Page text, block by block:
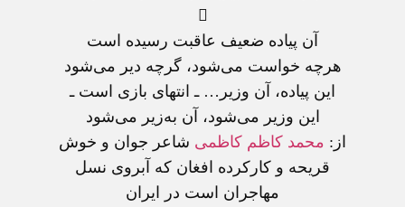

آن پياده ضعيف عاقبت رسيده است‌
هرچه خواست می‌شود، گرچه دير می‌شود
اين پياده‌، آن وزير… ـ انتهای بازی است ـ
اين وزير می‌شود، آن به‌زير می‌شود
از: محمد کاظم کاظمی شاعر جوان و خوش
قريحه و کارکرده افغان که آبروی نسل
مهاجران است در ايران